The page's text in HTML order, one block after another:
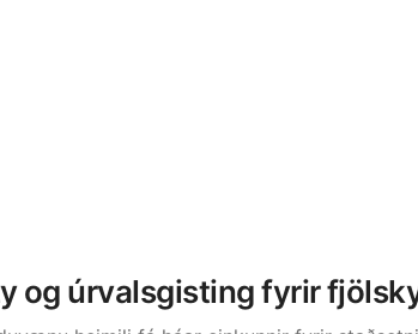
og úrvalsgisting fyrir